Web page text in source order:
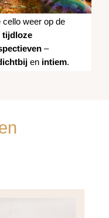
weer op de
tijdloze
–
en intiem.